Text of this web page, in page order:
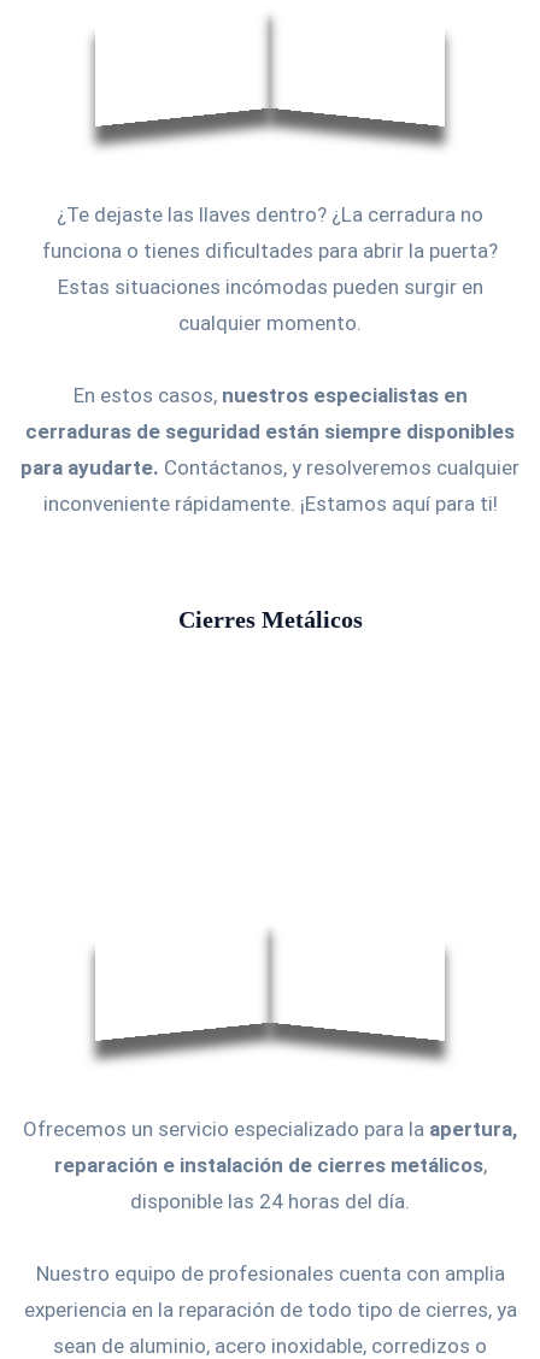
¿Te dejaste las llaves dentro? ¿La cerradura no
funciona o tienes dificultades para abrir la puerta?
Estas situaciones incómodas pueden surgir en
cualquier momento.
En estos casos, nuestros especialistas en
cerraduras de seguridad están siempre disponibles
para ayudarte. Contáctanos, y resolveremos cualquier
inconveniente rápidamente. ¡Estamos aquí para ti!
Cierres Metálicos
Ofrecemos un servicio especializado para la apertura,
reparación e instalación de cierres metálicos,
disponible las 24 horas del día.
Nuestro equipo de profesionales cuenta con amplia
experiencia en la reparación de todo tipo de cierres, ya
sean de aluminio, acero inoxidable, corredizos o